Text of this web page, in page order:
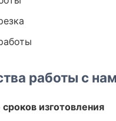
работы с
изготовления